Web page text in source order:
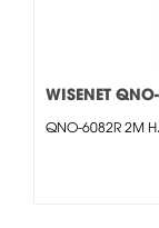
WISENET
QNO-6082R 2M